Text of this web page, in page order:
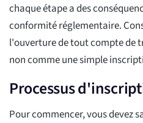
chaque étape a des
conformité réglementaire.
l'ouverture de tout compte de
non comme une simple
Processus
Pour commencer, vous devez